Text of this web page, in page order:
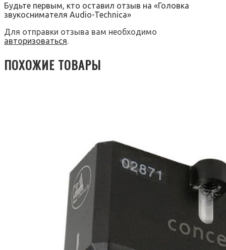
Будьте первым, кто оставил отзыв на «Головка
звукоснимателя Audio-Technica»
Для отправки отзыва вам необходимо
авторизоваться.
ПОХОЖИЕ ТОВАРЫ